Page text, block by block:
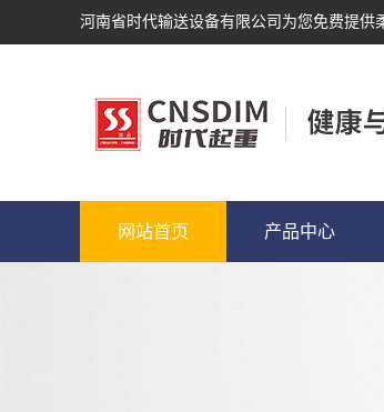
河南省时代输送设备有限公司为您免费提供
网站首页 产品中心